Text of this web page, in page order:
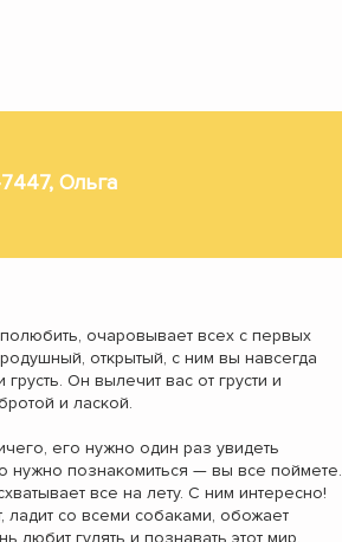
Ольга
очаровывает всех с первых
открытый, с ним вы навсегда
грусть. Он вылечит вас от грусти и
и лаской.
его нужно один раз увидеть
нужно познакомиться — вы все поймете.
все на лету. С ним интересно!
ладит со всеми собаками, обожает
любит гулять и познавать этот мир.